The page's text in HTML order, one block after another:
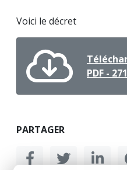
Voici le décret
PDF -
PARTAGER